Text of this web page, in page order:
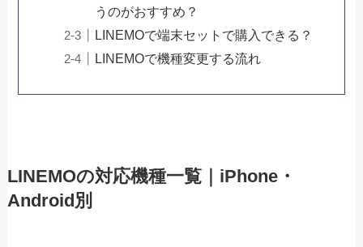
うのがおすすめ？
LINEMOで端末セットで購入できる？
LINEMOで機種変更する流れ
LINEMOの対応機種一覧｜iPhone・
Android別